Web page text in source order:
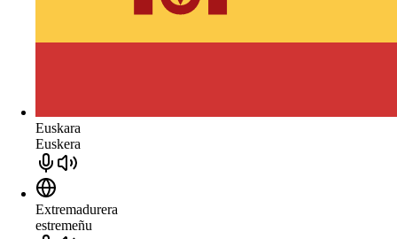
Euskara
Euskera
Extremadurera
estremeñu